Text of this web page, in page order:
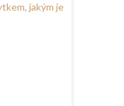
jakým je